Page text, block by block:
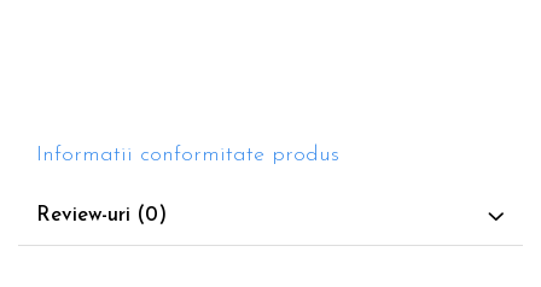
Informatii conformitate produs
Review-uri (0)